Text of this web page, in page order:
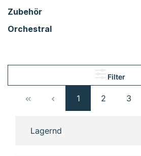
Zubehör
Orchestral
Filter
1 2 3